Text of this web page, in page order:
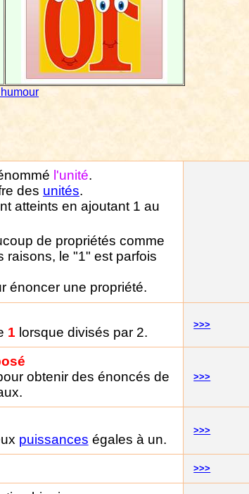
l'unité.
des unités.
atteints en ajoutant 1 au
de propriétés comme
raisons, le "1" est parfois
énoncer une propriété.
1 lorsque divisés par 2.
>>>
obtenir des énoncés de
>>>
puissances égales à un.
>>>
>>>